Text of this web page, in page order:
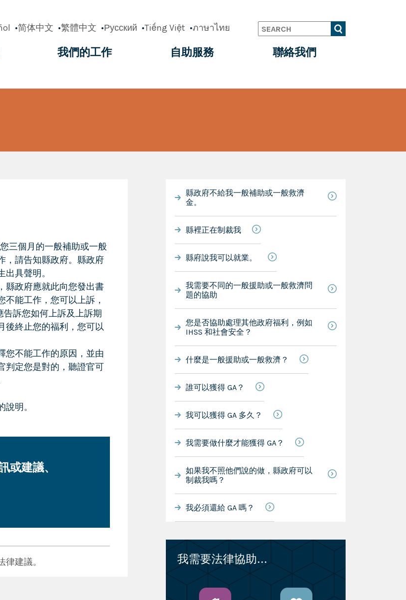
简体中文 繁體中文 Русский Tiếng Việt ภาษาไทย Search
我們的工作 自助服務 聯絡我們
三個月的一般補助或一般
，請告知縣政府。縣政府
具聲明。
縣政府應就此向您發出書
能工作，您可以上訴，
訴您如何上訴及上訴期
後終止您的福利，您可以
您不能工作的原因，並由
判定您是對的，聽證官可
明。
或建議、
建議。
縣政府不給我一般補助或一般救濟
金。
縣裡正在制裁我
縣府說我可以就業。
我需要不同的一般援助或一般救濟問
題的協助
您是否協助處理其他政府福利，例如
IHSS 和社會安全？
什麼是一般援助或一般救濟？
誰可以獲得 GA？
我可以獲得 GA 多久？
我需要做什麼才能獲得 GA？
如果我不照他們說的做，縣政府可以
制裁我嗎？
我必須還給 GA 嗎？
我需要法律協助...